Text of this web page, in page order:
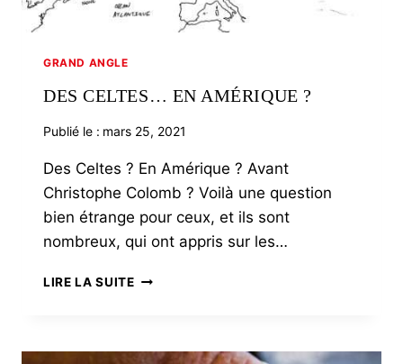
GRAND ANGLE
DES CELTES… EN AMÉRIQUE ?
Publié le : mars 25, 2021
Des Celtes ? En Amérique ? Avant
Christophe Colomb ? Voilà une question
bien étrange pour ceux, et ils sont
nombreux, qui ont appris sur les…
LIRE LA SUITEDES
?